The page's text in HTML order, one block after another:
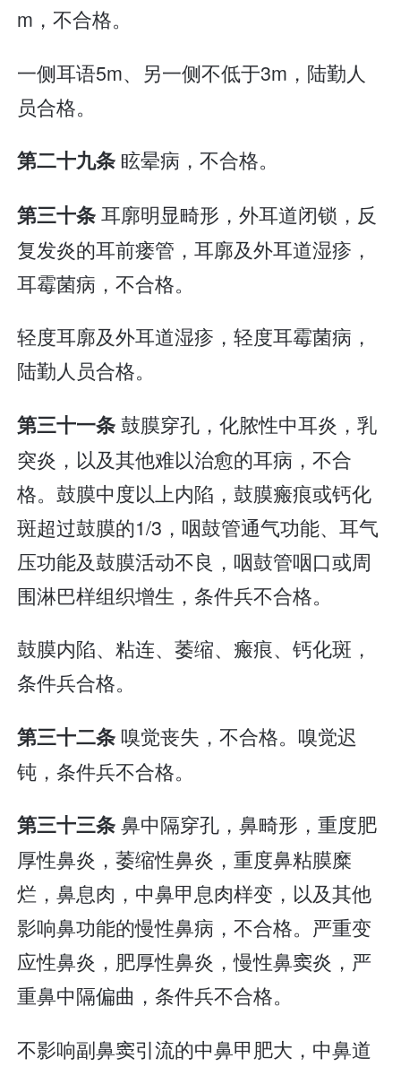
m，不合格。
一侧耳语5m、另一侧不低于3m，陆勤人
员合格。
第二十九条 眩晕病，不合格。
第三十条耳廓明显畸形，外耳道闭锁，反
复发炎的耳前瘘管，耳廓及外耳道湿疹，
耳霉菌病，不合格。
轻度耳廓及外耳道湿疹，轻度耳霉菌病，
陆勤人员合格。
第三十一条鼓膜穿孔，化脓性中耳炎，乳
突炎，以及其他难以治愈的耳病，不合
格。鼓膜中度以上内陷，鼓膜瘢痕或钙化
斑超过鼓膜的1/3，咽鼓管通气功能、耳气
压功能及鼓膜活动不良，咽鼓管咽口或周
围淋巴样组织增生，条件兵不合格。
鼓膜内陷、粘连、萎缩、瘢痕、钙化斑，
条件兵合格。
第三十二条 嗅觉丧失，不合格。嗅觉迟
钝，条件兵不合格。
第三十三条鼻中隔穿孔，鼻畸形，重度肥
厚性鼻炎，萎缩性鼻炎，重度鼻粘膜糜
烂，鼻息肉，中鼻甲息肉样变，以及其他
影响鼻功能的慢性鼻病，不合格。严重变
应性鼻炎，肥厚性鼻炎，慢性鼻窦炎，严
重鼻中隔偏曲，条件兵不合格。
不影响副鼻窦引流的中鼻甲肥大，中鼻道